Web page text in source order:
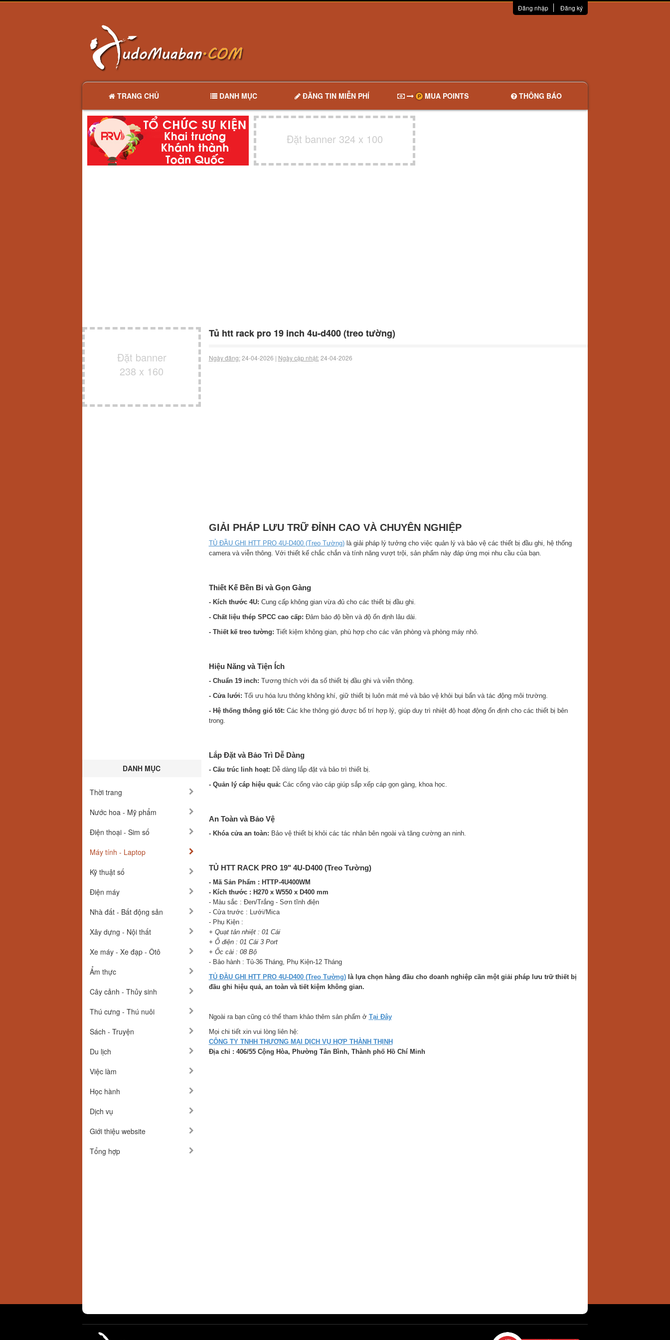
Đăng nhập Đăng ký
TRANG CHỦ DANH MỤC ĐĂNG TIN MIỄN PHÍ MUA POINTS THÔNG BÁO
Đặt banner 324 x 100
Đặt banner
238 x 160
DANH MỤC
Thời trang
Nước hoa - Mỹ phẩm
Điện thoại - Sim số
Máy tính - Laptop
Kỹ thuật số
Điện máy
Nhà đất - Bất động sản
Xây dựng - Nội thất
Xe máy - Xe đạp - Ôtô
Ẩm thực
Cây cảnh - Thủy sinh
Thú cưng - Thú nuôi
Sách - Truyện
Du lịch
Việc làm
Học hành
Dịch vụ
Giới thiệu website
Tổng hợp
Tủ htt rack pro 19 inch 4u-d400 (treo tường)
Ngày đăng:24-04-2026 | Ngày cập nhật:24-04-2026
GIẢI PHÁP LƯU TRỮ ĐỈNH CAO VÀ CHUYÊN NGHIỆP
TỦ ĐẦU GHI HTT PRO 4U-D400 (Treo Tường)là giải pháp lý tưởng cho việc quản lý và bảo vệ các thiết bị đầu ghi, hệ thống
camera và viễn thông. Với thiết kế chắc chắn và tính năng vượt trội, sản phẩm này đáp ứng mọi nhu cầu của bạn.
Thiết Kế Bền Bỉ và Gọn Gàng
- Kích thước 4U: Cung cấp không gian vừa đủ cho các thiết bị đầu ghi.
- Chất liệu thép SPCC cao cấp: Đảm bảo độ bền và độ ổn định lâu dài.
- Thiết kế treo tường: Tiết kiệm không gian, phù hợp cho các văn phòng và phòng máy nhỏ.
Hiệu Năng và Tiện Ích
- Chuẩn 19 inch: Tương thích với đa số thiết bị đầu ghi và viễn thông.
- Cửa lưới: Tối ưu hóa lưu thông không khí, giữ thiết bị luôn mát mẻ và bảo vệ khỏi bụi bẩn và tác động môi trường.
- Hệ thống thông gió tốt: Các khe thông gió được bố trí hợp lý, giúp duy trì nhiệt độ hoạt động ổn định cho các thiết bị bên
trong.
Lắp Đặt và Bảo Trì Dễ Dàng
- Cấu trúc linh hoạt: Dễ dàng lắp đặt và bảo trì thiết bị.
- Quản lý cáp hiệu quả: Các cổng vào cáp giúp sắp xếp cáp gọn gàng, khoa học.
An Toàn và Bảo Vệ
- Khóa cửa an toàn: Bảo vệ thiết bị khỏi các tác nhân bên ngoài và tăng cường an ninh.
TỦ HTT RACK PRO 19" 4U-D400 (Treo Tường)
- Mã Sản Phẩm : HTTP-4U400WM
- Kích thước : H270 x W550 x D400 mm
- Màu sắc : Đen/Trắng - Sơn tĩnh điện
- Cửa trước : Lưới/Mica
- Phụ Kiện :
+ Quạt tản nhiệt : 01 Cái
+ Ổ điện : 01 Cái 3 Port
+ Ốc cài : 08 Bộ
- Bảo hành : Tủ-36 Tháng, Phụ Kiện-12 Tháng
TỦ ĐẦU GHI HTT PRO 4U-D400 (Treo Tường)là lựa chọn hàng đầu cho doanh nghiệp cần một giải pháp lưu trữ thiết bị
đầu ghi hiệu quả, an toàn và tiết kiệm không gian.
Ngoài ra bạn cũng có thể tham khảo thêm sản phẩm ở Tại Đây
Mọi chi tiết xin vui lòng liên hệ:
CÔNG TY TNHH THƯƠNG MẠI DỊCH VỤ HỢP THÀNH THỊNH
Địa chỉ : 406/55 Cộng Hòa, Phường Tân Bình, Thành phố Hồ Chí Minh